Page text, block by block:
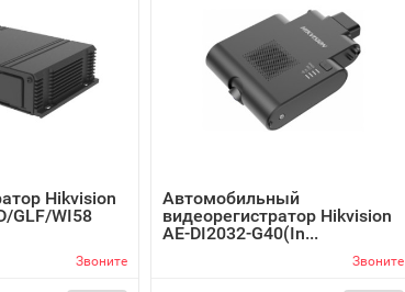
Hikvision
GLF/WI58
Звоните
Автомобильный
видеорегистратор Hikvision
AE-DI2032-G40(In...
Звоните